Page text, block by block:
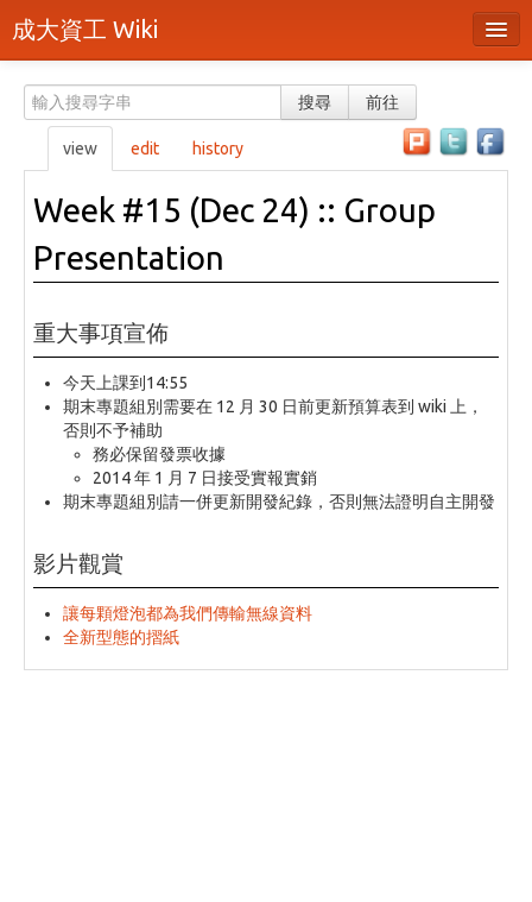
成大資工 Wiki
分類
隨機頁面
最近活動
上傳檔案
頁面原始檔
可列印版本
刪除本頁
登入 / 註冊帳號
搜尋 前往
view edit history
Week #15 (Dec 24) :: Group
Presentation
重大事項宣佈
今天上課到14:55
期末專題組別需要在 12 月 30 日前更新預算表到 wiki 上，
否則不予補助
務必保留發票收據
2014 年 1 月 7 日接受實報實銷
期末專題組別請一併更新開發紀錄，否則無法證明自主開發
影片觀賞
讓每顆燈泡都為我們傳輸無線資料
全新型態的摺紙